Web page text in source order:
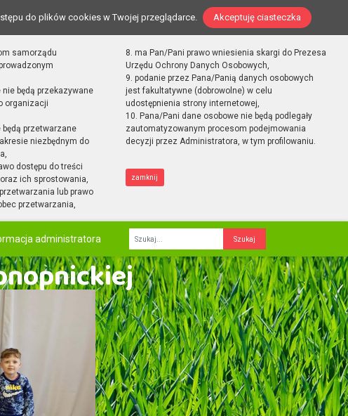
do plików cookies w Twojej przeglądarce. Akceptuję ciasteczka
samorządu
będą przekazywane
organizacji
będą przetwarzane
niezbędnym do
dostępu do treści
ich sprostowania,
lub prawo
przetwarzania,
8. ma Pan/Pani prawo wniesienia skargi do Prezesa
Urzędu Ochrony Danych Osobowych,
9. podanie przez Pana/Panią danych osobowych
jest fakultatywne (dobrowolne) w celu
udostępnienia strony internetowej,
10. Pana/Pani dane osobowe nie będą podlegały
zautomatyzowanym procesom podejmowania
decyzji przez Administratora, w tym profilowaniu.
zamknij
administratora
Fraza